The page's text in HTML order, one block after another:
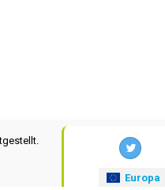
Europa